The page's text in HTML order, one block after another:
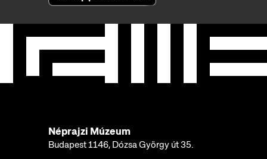
Néprajzi Múzeum
Budapest 1146, Dózsa György út 35.